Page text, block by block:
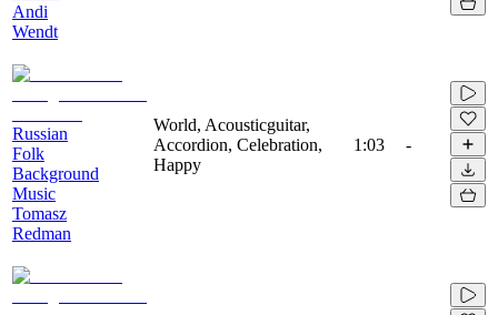
Andi
Wendt
Russian
Folk
Background
Music
Tomasz
Redman
World, Acousticguitar,
Accordion, Celebration,
Happy
1:03 -